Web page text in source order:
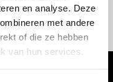
en analyse. Deze
met andere
of die ze hebben
van hun services.
bericht. Bewerk of